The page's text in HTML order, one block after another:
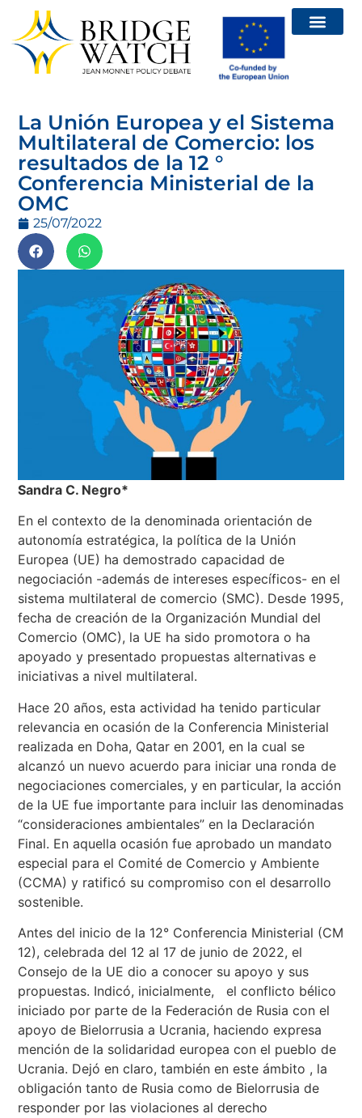
La Unión Europea y el Sistema
Multilateral de Comercio: los
resultados de la 12 °
Conferencia Ministerial de la
OMC
25/07/2022
Sandra C. Negro*
En el contexto de la denominada orientación de
autonomía estratégica, la política de la Unión
Europea (UE) ha demostrado capacidad de
negociación -además de intereses específicos- en el
sistema multilateral de comercio (SMC). Desde 1995,
fecha de creación de la Organización Mundial del
Comercio (OMC), la UE ha sido promotora o ha
apoyado y presentado propuestas alternativas e
iniciativas a nivel multilateral.
Hace 20 años, esta actividad ha tenido particular
relevancia en ocasión de la Conferencia Ministerial
realizada en Doha, Qatar en 2001, en la cual se
alcanzó un nuevo acuerdo para iniciar una ronda de
negociaciones comerciales, y en particular, la acción
de la UE fue importante para incluir las denominadas
“consideraciones ambientales” en la Declaración
Final. En aquella ocasión fue aprobado un mandato
especial para el Comité de Comercio y Ambiente
(CCMA) y ratificó su compromiso con el desarrollo
sostenible.
Antes del inicio de la 12° Conferencia Ministerial (CM
12), celebrada del 12 al 17 de junio de 2022, el
Consejo de la UE dio a conocer su apoyo y sus
propuestas. Indicó, inicialmente, el conflicto bélico
iniciado por parte de la Federación de Rusia con el
apoyo de Bielorrusia a Ucrania, haciendo expresa
mención de la solidaridad europea con el pueblo de
Ucrania. Dejó en claro, también en este ámbito , la
obligación tanto de Rusia como de Bielorrusia de
responder por las violaciones al derecho